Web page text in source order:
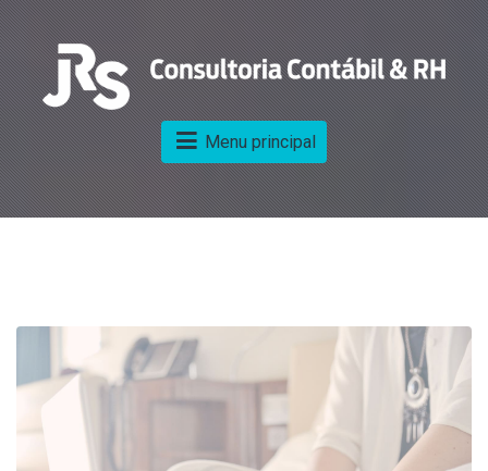
Menu principal